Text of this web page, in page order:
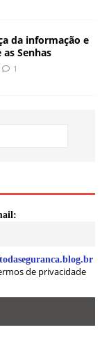
da informação e
Senhas
1
de privacidade